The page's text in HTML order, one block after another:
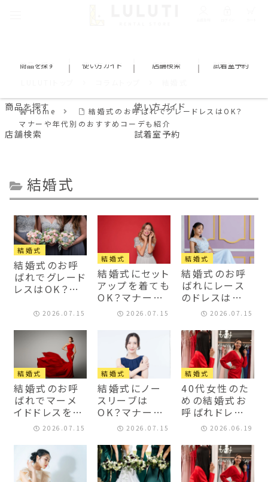
Home
結婚式のお呼ばれでグレードレスはOK？
マナーや年代別のおすすめコーデも紹介
結婚式
結婚式
結婚式のお呼
ばれでグレード
レスはOK？マ
のおすすめコ
2026.07.15
結婚式
結婚式にセット
アップを着ても
OK？マナーや
テイスト別のコ
ーデを解説
2026.07.15
結婚式
結婚式のお呼
ばれにレース
のドレスは
OK？知ってお
きたいマナーと
年代別コーデ
を解説
2026.07.15
結婚式
結婚式のお呼
ばれでマーメ
イドドレスを着
るのはマナー
違反？骨格タイ
プ別のおすす
めを解説
2026.07.15
結婚式
結婚式にノー
スリーブは
OK？マナーや
シーン別のお
すすめコーデ、
羽織りものの
選び方を解説
2026.07.15
結婚式
40代女性のた
めの結婚式お
呼ばれドレス
選びガイド！す
っきり見えコー
デも紹介
2026.06.19
商品を探す 使い方ガイド 店舗検索 試着室予約
商品を探す 使い方ガイド
店舗検索 試着室予約